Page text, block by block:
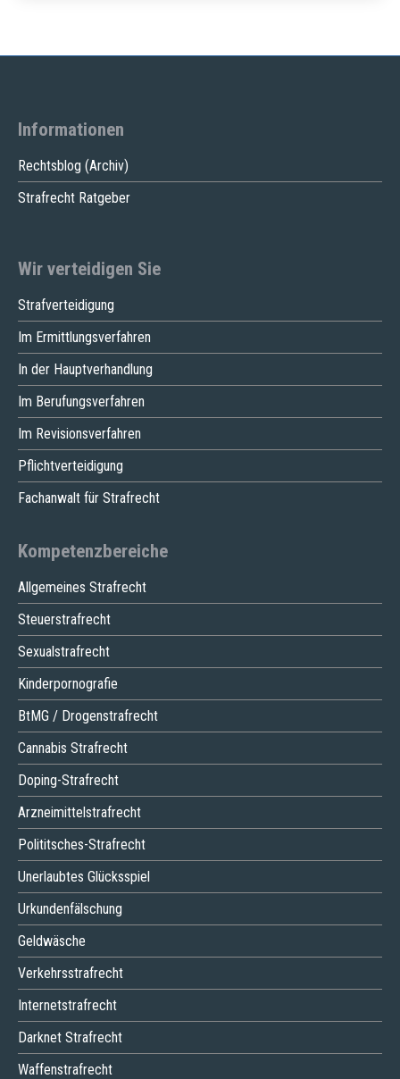
Informationen
Rechtsblog (Archiv)
Strafrecht Ratgeber
Wir verteidigen Sie
Strafverteidigung
Im Ermittlungsverfahren
In der Hauptverhandlung
Im Berufungsverfahren
Im Revisionsverfahren
Pflichtverteidigung
Fachanwalt für Strafrecht
Kompetenzbereiche
Allgemeines Strafrecht
Steuerstrafrecht
Sexualstrafrecht
Kinderpornografie
BtMG / Drogenstrafrecht
Cannabis Strafrecht
Doping-Strafrecht
Arzneimittelstrafrecht
Polititsches-Strafrecht
Unerlaubtes Glücksspiel
Urkundenfälschung
Geldwäsche
Verkehrsstrafrecht
Internetstrafrecht
Darknet Strafrecht
Waffenstrafrecht